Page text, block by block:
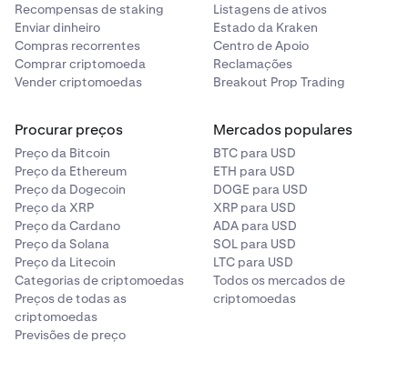
Recompensas de staking
Enviar dinheiro
Compras recorrentes
Comprar criptomoeda
Vender criptomoedas
Listagens de ativos
Estado da Kraken
Centro de Apoio
Reclamações
Breakout Prop Trading
Procurar preços
Preço da Bitcoin
Preço da Ethereum
Preço da Dogecoin
Preço da XRP
Preço da Cardano
Preço da Solana
Preço da Litecoin
Categorias de criptomoedas
Preços de todas as
criptomoedas
Previsões de preço
Mercados populares
BTC para USD
ETH para USD
DOGE para USD
XRP para USD
ADA para USD
SOL para USD
LTC para USD
Todos os mercados de
criptomoedas